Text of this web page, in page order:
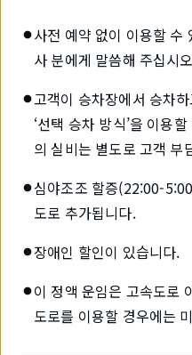
사전 예약 없이 이용할 수
사 분에게 말씀해 주십시
고객이 승차장에서 승차
‘선택 승차 방식’을 이용
의 실비는 별도로 고객 부
심야조조 할증(22:00-
도로 추가됩니다.
장애인 할인이 있습니다.
이 정액 운임은 고속도로
도로를 이용할 경우에는